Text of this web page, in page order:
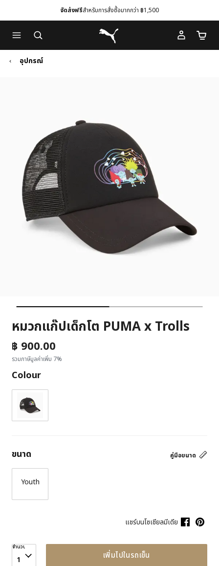
to
Main
content
to
Footer
Content
จัดส่งฟรีสำหรับการสั่งซื้อมากกว่า ฿1,500
Puma โฮม
จำนว
อุปกรณ์
หมวกแก๊ปเด็กโต PUMA x Trolls
฿ 900.00
รวมภาษีมูลค่าเพิ่ม 7%
Colour
คู่มือขนาด
ขนาด
Youth
แชร์บนโซเชียลมีเดีย
จำนวน
1 เพิ่มไปในรถเข็น